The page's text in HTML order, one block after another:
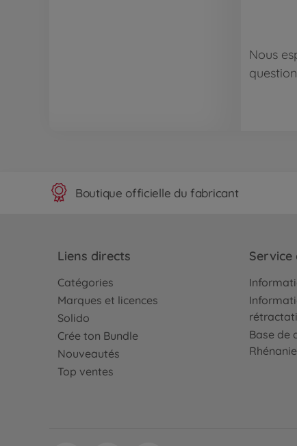
Nous
Boutique officielle du fabricant
Liens directs
Catégories
Marques et licences
Solido
Crée ton Bundle
Nouveautés
Top ventes
Service
Base de
Rhénanie